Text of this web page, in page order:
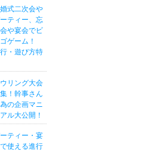
式二次会や
ティー、忘
や宴会でビ
ゲーム！
・遊び方特
リング大会
！幹事さん
の企画マニ
ル大公開！
ティー・宴
使える進行